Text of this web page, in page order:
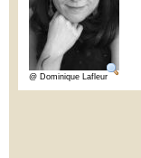
@ Dominique Lafleur